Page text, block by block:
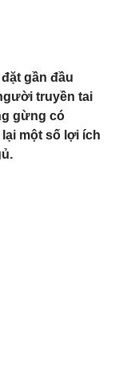
gần đầu
truyền tai
gừng có
một số lợi ích